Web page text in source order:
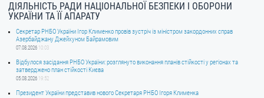
ДІЯЛЬНІСТЬ РАДИ НАЦІОНАЛЬНОЇ БЕЗПЕКИ І ОБОРОНИ
УКРАЇНИ ТА ЇЇ АПАРАТУ
Секретар РНБО України Ігор Клименко провів зустріч із міністром закордонних справ
Азербайджану Джейхуном Байрамовим
07.08.2026 10:03
Відбулося засідання РНБО України: розглянуто виконання планів стійкості у регіонах та
затверджено план стійкості Києва
05.08.2026 19:52
Президент України представив нового Секретаря РНБО Ігоря Клименка